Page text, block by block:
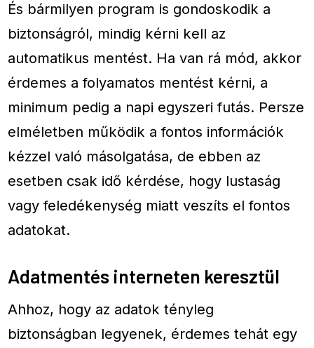
És bármilyen program is gondoskodik a
biztonságról, mindig kérni kell az
automatikus mentést. Ha van rá mód, akkor
érdemes a folyamatos mentést kérni, a
minimum pedig a napi egyszeri futás. Persze
elméletben működik a fontos információk
kézzel való másolgatása, de ebben az
esetben csak idő kérdése, hogy lustaság
vagy feledékenység miatt veszíts el fontos
adatokat.
Adatmentés interneten keresztül
Ahhoz, hogy az adatok tényleg
biztonságban legyenek, érdemes tehát egy